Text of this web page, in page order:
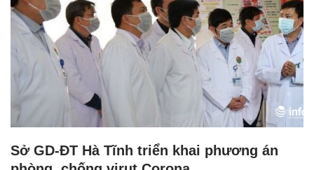
Sở GD-ĐT Hà Tĩnh triển khai phương án